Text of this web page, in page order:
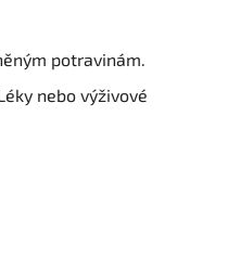
potravinám.
nebo výživové